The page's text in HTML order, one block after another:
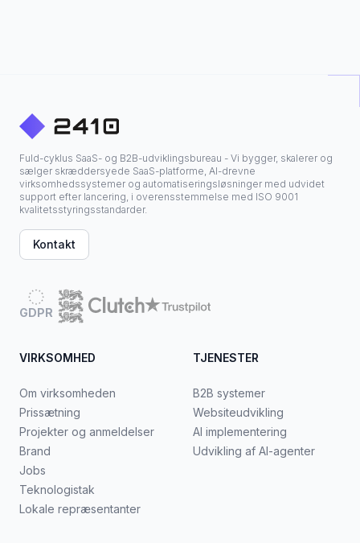
Fuld-cyklus SaaS- og B2B-udviklingsbureau - Vi bygger, skalerer og
sælger skræddersyede SaaS-platforme, AI-drevne
virksomhedssystemer og automatiseringsløsninger med udvidet
support efter lancering, i overensstemmelse med ISO 9001
kvalitetsstyringsstandarder.
Kontakt
GDPR
VIRKSOMHED
Om virksomheden
Prissætning
Projekter og anmeldelser
Brand
Jobs
Teknologistak
Lokale repræsentanter
TJENESTER
B2B systemer
Websiteudvikling
AI implementering
Udvikling af AI-agenter